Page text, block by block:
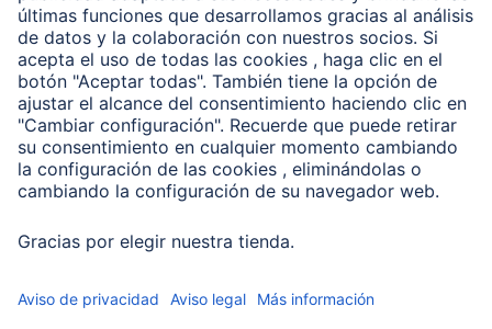
Conviértete en distribuidor
Compañía
Historia de la empresa
Hama en todo el Mundo
Sostenibilidad
Business-Portal